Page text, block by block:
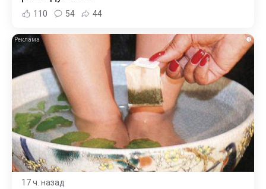
110 54 44
i
17 ч. назад